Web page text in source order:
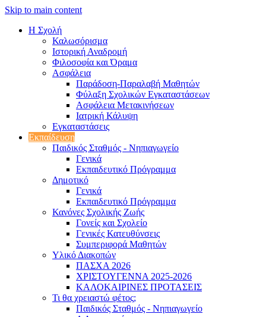
Skip to main content
Η Σχολή
Καλωσόρισμα
Iστορική Αναδρομή
Φιλοσοφία και Όραμα
Ασφάλεια
Παράδοση-Παραλαβή Μαθητών
Φύλαξη Σχολικών Εγκαταστάσεων
Ασφάλεια Μετακινήσεων
Ιατρική Κάλυψη
Εγκαταστάσεις
Εκπαίδευση
Παιδικός Σταθμός - Νηπιαγωγείο
Γενικά
Εκπαιδευτικό Πρόγραμμα
Δημοτικό
Γενικά
Εκπαιδευτικό Πρόγραμμα
Κανόνες Σχολικής Ζωής
Γονείς και Σχολείο
Γενικές Κατευθύνσεις
Συμπεριφορά Μαθητών
Υλικό Διακοπών
ΠAΣΧA 2026
ΧΡΙΣΤΟΥΓΕΝΝΑ 2025-2026
ΚΑΛΟΚΑΙΡΙΝΕΣ ΠΡΟΤΑΣΕΙΣ
Τι θα χρειαστώ φέτος;
Παιδικός Σταθμός - Νηπιαγωγείο